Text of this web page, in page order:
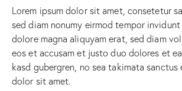
Lorem ipsum dolor sit amet, consetetur
sed diam nonumy eirmod tempor
dolore magna aliquyam erat, sed diam
eos et accusam et justo duo dolores et
kasd gubergren, no sea takimata sanctus
dolor sit amet.